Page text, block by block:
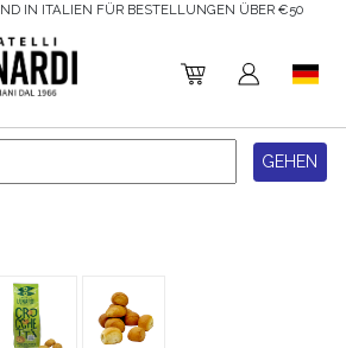
5% RABATT AUF IHRE ERSTE BESTELLUNG!